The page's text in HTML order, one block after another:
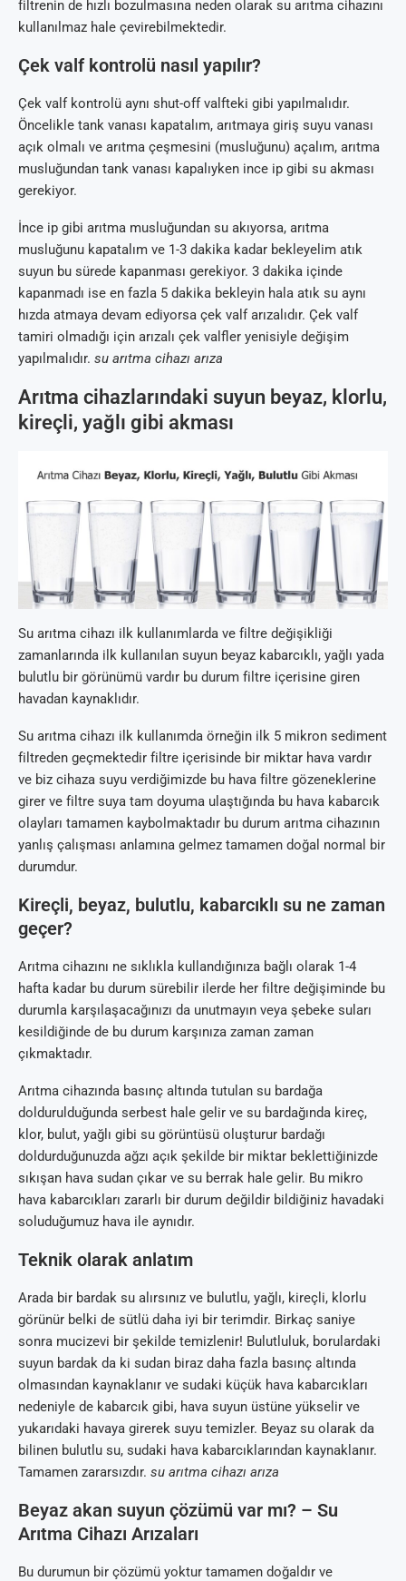
filtrenin de hızlı bozulmasına neden olarak su arıtma cihazını
kullanılmaz hale çevirebilmektedir.
Çek valf kontrolü nasıl yapılır?
Çek valf kontrolü aynı shut-off valfteki gibi yapılmalıdır.
Öncelikle tank vanası kapatalım, arıtmaya giriş suyu vanası
açık olmalı ve arıtma çeşmesini (musluğunu) açalım, arıtma
musluğundan tank vanası kapalıyken ince ip gibi su akması
gerekiyor.
İnce ip gibi arıtma musluğundan su akıyorsa, arıtma
musluğunu kapatalım ve 1-3 dakika kadar bekleyelim atık
suyun bu sürede kapanması gerekiyor. 3 dakika içinde
kapanmadı ise en fazla 5 dakika bekleyin hala atık su aynı
hızda atmaya devam ediyorsa çek valf arızalıdır. Çek valf
tamiri olmadığı için arızalı çek valfler yenisiyle değişim
yapılmalıdır. su arıtma cihazı arıza
Arıtma cihazlarındaki suyun beyaz, klorlu,
kireçli, yağlı gibi akması
Su arıtma cihazı ilk kullanımlarda ve filtre değişikliği
zamanlarında ilk kullanılan suyun beyaz kabarcıklı, yağlı yada
bulutlu bir görünümü vardır bu durum filtre içerisine giren
havadan kaynaklıdır.
Su arıtma cihazı ilk kullanımda örneğin ilk 5 mikron sediment
filtreden geçmektedir filtre içerisinde bir miktar hava vardır
ve biz cihaza suyu verdiğimizde bu hava filtre gözeneklerine
girer ve filtre suya tam doyuma ulaştığında bu hava kabarcık
olayları tamamen kaybolmaktadır bu durum arıtma cihazının
yanlış çalışması anlamına gelmez tamamen doğal normal bir
durumdur.
Kireçli, beyaz, bulutlu, kabarcıklı su ne zaman
geçer?
Arıtma cihazını ne sıklıkla kullandığınıza bağlı olarak 1-4
hafta kadar bu durum sürebilir ilerde her filtre değişiminde bu
durumla karşılaşacağınızı da unutmayın veya şebeke suları
kesildiğinde de bu durum karşınıza zaman zaman
çıkmaktadır.
Arıtma cihazında basınç altında tutulan su bardağa
doldurulduğunda serbest hale gelir ve su bardağında kireç,
klor, bulut, yağlı gibi su görüntüsü oluşturur bardağı
doldurduğunuzda ağzı açık şekilde bir miktar beklettiğinizde
sıkışan hava sudan çıkar ve su berrak hale gelir. Bu mikro
hava kabarcıkları zararlı bir durum değildir bildiğiniz havadaki
soluduğumuz hava ile aynıdır.
Teknik olarak anlatım
Arada bir bardak su alırsınız ve bulutlu, yağlı, kireçli, klorlu
görünür belki de sütlü daha iyi bir terimdir. Birkaç saniye
sonra mucizevi bir şekilde temizlenir! Bulutluluk, borulardaki
suyun bardak da ki sudan biraz daha fazla basınç altında
olmasından kaynaklanır ve sudaki küçük hava kabarcıkları
nedeniyle de kabarcık gibi, hava suyun üstüne yükselir ve
yukarıdaki havaya girerek suyu temizler. Beyaz su olarak da
bilinen bulutlu su, sudaki hava kabarcıklarından kaynaklanır.
Tamamen zararsızdır. su arıtma cihazı arıza
Beyaz akan suyun çözümü var mı? – Su
Arıtma Cihazı Arızaları
Bu durumun bir çözümü yoktur tamamen doğaldır ve